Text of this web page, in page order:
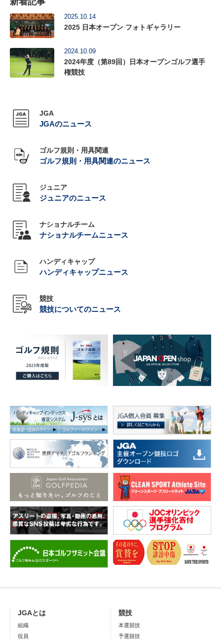
2025.10.14
2025 日本オープン フォトギャラリー
2024.10.09
2024年度（第89回）日本オープンゴルフ選手
権競技
JGA
JGAのニュース
ゴルフ規則・用具関連
ゴルフ規則・用具関連のニュース
ジュニア
ジュニアのニュース
ナショナルチーム
ナショナルチームニュース
ハンディキャップ
ハンディキャップニュース
競技
競技についてのニュース
JGAとは
組織
役員
競技
本選競技
予選競技